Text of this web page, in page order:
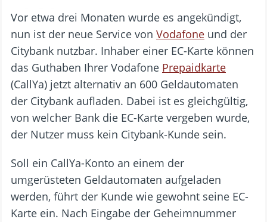
Vor etwa drei Monaten wurde es angekündigt,
nun ist der neue Service von Vodafone und der
Citybank nutzbar. Inhaber einer EC-Karte können
das Guthaben Ihrer Vodafone Prepaidkarte
(CallYa) jetzt alternativ an 600 Geldautomaten
der Citybank aufladen. Dabei ist es gleichgültig,
von welcher Bank die EC-Karte vergeben wurde,
der Nutzer muss kein Citybank-Kunde sein.
Soll ein CallYa-Konto an einem der
umgerüsteten Geldautomaten aufgeladen
werden, führt der Kunde wie gewohnt seine EC-
Karte ein. Nach Eingabe der Geheimnummer